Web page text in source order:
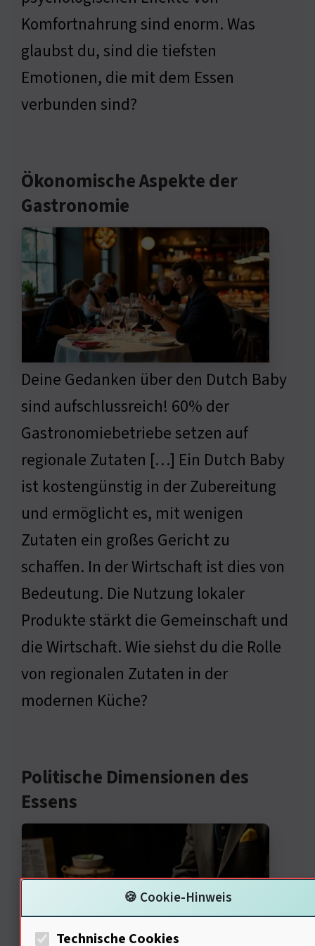
Komfortnahrung sind enorm. Was
glaubst du, sind die tiefsten
Emotionen, die mit dem Essen
verbunden sind?
Ökonomische Aspekte der
Gastronomie
Deine Gedanken über den Dutch Baby
sind aufschlussreich! 60% der
Gastronomiebetriebe setzen auf
regionale Zutaten […] Ein Dutch Baby
ist kostengünstig in der Zubereitung
und ermöglicht es, mit wenigen
Zutaten ein großes Gericht zu
schaffen. In der Wirtschaft ist dies von
Bedeutung. Die Nutzung lokaler
Produkte stärkt die Gemeinschaft und
die Wirtschaft. Wie siehst du die Rolle
von regionalen Zutaten in der
modernen Küche?
Politische Dimensionen des
Essens
🍪 Cookie-Hinweis
Technische Cookies